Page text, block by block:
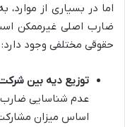
اما در بسیاری از
ضارب اصلی غیرممکن
حقوقی مختلفی وجود دارد:
توزیع دیه بین
عدم شناسایی ضارب
اساس میزان